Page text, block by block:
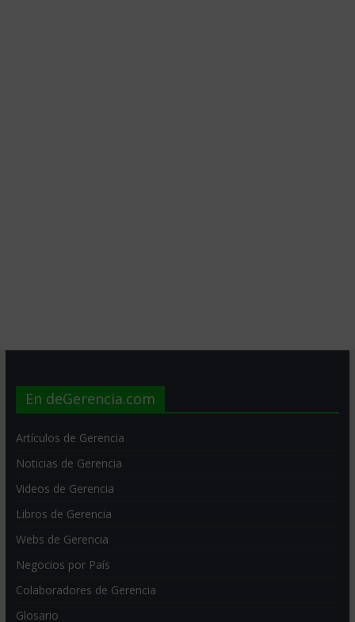
En deGerencia.com
Artículos de Gerencia
Noticias de Gerencia
Videos de Gerencia
Libros de Gerencia
Webs de Gerencia
Negocios por País
Colaboradores de Gerencia
Glosario